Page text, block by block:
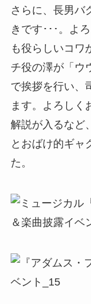
さらに、長男バ
きです･･･。よ
も役らしいコワ
チ役の澤が「ウ
で挨拶を行い、
ます。よろしく
解説が入るなど
とおばけ的ギャ
た。